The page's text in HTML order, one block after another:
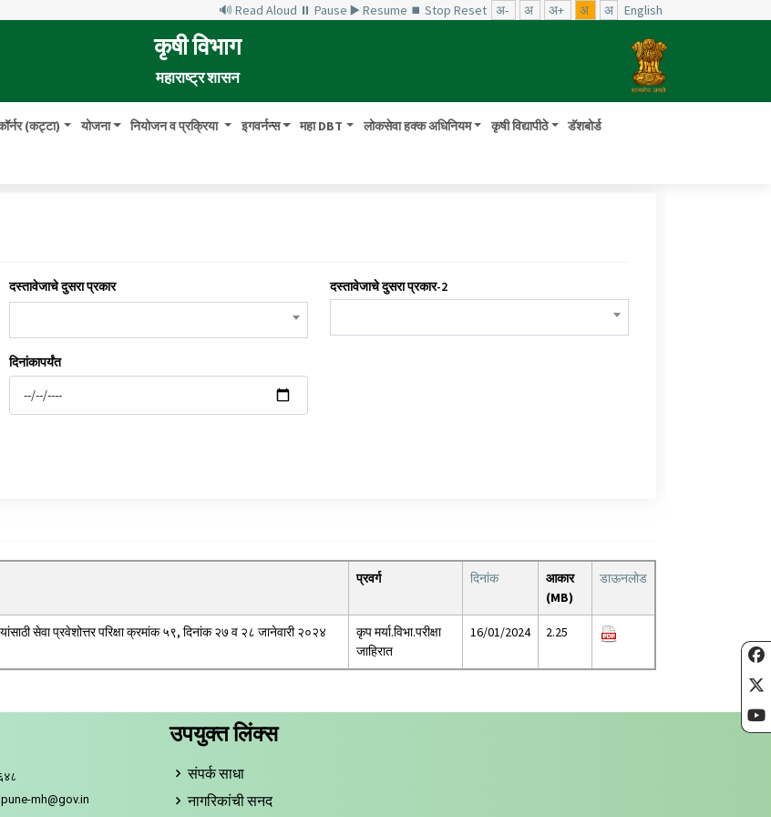
🔊 Read Aloud ⏸ Pause ▶️ Resume ⏹ Stop Reset अ- अ अ+ अ अ English
कृषी विभाग
महाराष्ट्र शासन
(कट्टा) योजना नियोजन व प्रक्रिया इगवर्नन्स महा DBT लोकसेवा हक्क अधिनियम कृषी विद्यापीठे डॅशबोर्ड
दस्तावेजाचे दुसरा प्रकार दस्तावेजाचे दुसरा प्रकार-2
दिनांकापर्यंत
प्रवर्ग दिनांक
आकार
(MB)
डाऊनलोड
सेवा प्रवेशोत्तर परिक्षा क्रमांक ५९, दिनांक २७ व २८ जानेवारी २०२४
कृप मर्या.विभा.परीक्षा
जाहिरात
16/01/2024 2.25
mh@gov.in
उपयुक्त लिंक्स
संपर्क साधा
नागरिकांची सनद